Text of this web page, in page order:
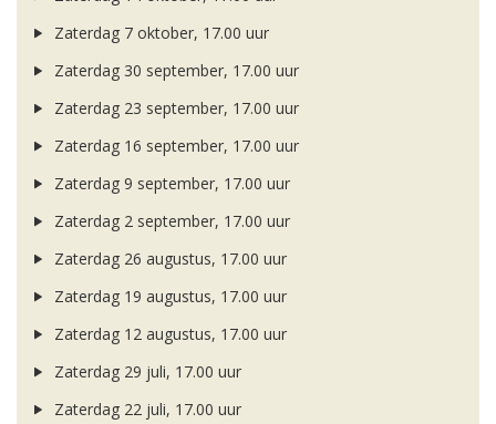
Zaterdag 7 oktober, 17.00 uur
Zaterdag 30 september, 17.00 uur
Zaterdag 23 september, 17.00 uur
Zaterdag 16 september, 17.00 uur
Zaterdag 9 september, 17.00 uur
Zaterdag 2 september, 17.00 uur
Zaterdag 26 augustus, 17.00 uur
Zaterdag 19 augustus, 17.00 uur
Zaterdag 12 augustus, 17.00 uur
Zaterdag 29 juli, 17.00 uur
Zaterdag 22 juli, 17.00 uur